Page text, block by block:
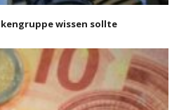
wissen sollte